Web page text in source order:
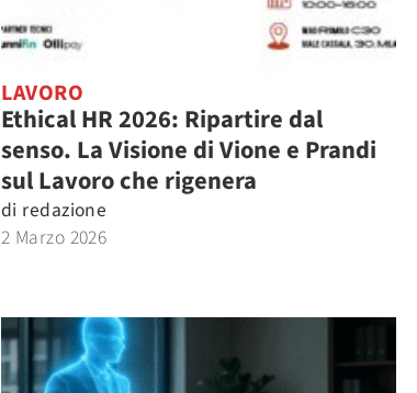
LAVORO
Ethical HR 2026: Ripartire dal
senso. La Visione di Vione e Prandi
sul Lavoro che rigenera
di redazione
2 Marzo 2026